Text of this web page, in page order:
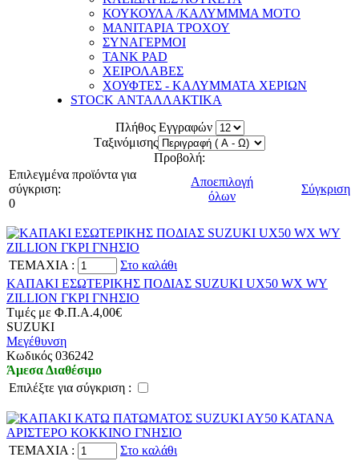
ΚΟΥΚΟΥΛΑ /ΚΑΛΥΜΜΜΑ ΜΟΤΟ
ΜΑΝΙΤΑΡΙΑ ΤΡΟΧΟΥ
ΣΥΝΑΓΕΡΜΟΙ
TANK PAD
ΧΕΙΡΟΛΑΒΕΣ
ΧΟΥΦΤΕΣ - ΚΑΛΥΜΜΑΤΑ ΧΕΡΙΩΝ
STOCK ΑΝΤΑΛΛΑΚΤΙΚΑ
Πλήθος Εγγραφών
Tαξινόμισης
Προβολή:
Επιλεγμένα προϊόντα για
σύγκριση:
0
Αποεπιλογή
όλων
Σύγκριση
TEMAXIA :
Στο καλάθι
ΚΑΠΑΚΙ ΕΣΩΤΕΡΙΚΗΣ ΠΟΔΙΑΣ SUZUKI UX50 WX WY
ZILLION ΓΚΡΙ ΓΝΗΣΙΟ
Tιμές με Φ.Π.Α.4,00€
SUZUKI
Μεγέθυνση
Kωδικός 036242
Άμεσα Διαθέσιμο
Eπιλέξτε για σύγκριση :
TEMAXIA :
Στο καλάθι